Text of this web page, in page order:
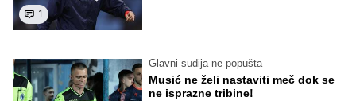
1
Glavni sudija ne popušta
Musić ne želi nastaviti meč dok se
ne isprazne tribine!